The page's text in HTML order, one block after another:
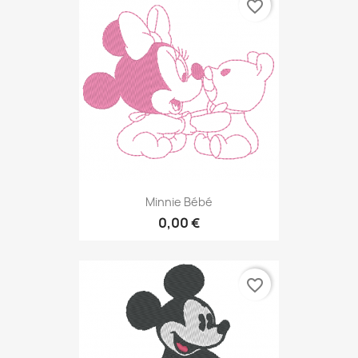
Minnie Bébé
0,00 €
favorite_border
favorite_border